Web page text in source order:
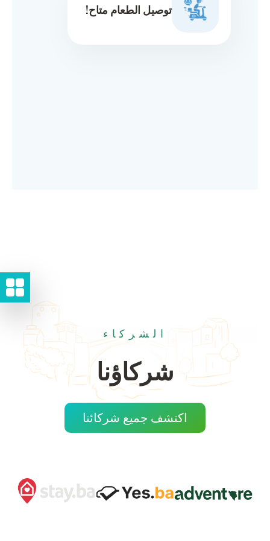
توصيل الطعام متاح!
الشركاء
شركاؤنا
اكتشف جميع شركائنا